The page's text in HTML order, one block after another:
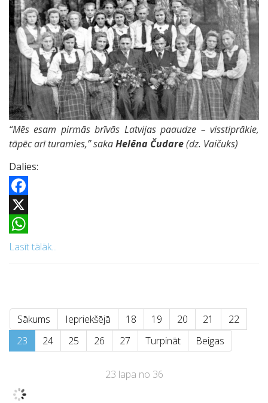
“Mēs esam pirmās brīvās Latvijas paaudze – visstiprākie,
tāpēc arī turamies,” sakaHelēna Čudare(dz. Vaičuks)
Dalies:
Facebook
X
WhatsApp
Lasīt tālāk...
Sākums Iepriekšējā 18 19 20 21
22
23
24 25 26 27 Turpināt Beigas
23 lapa no 36